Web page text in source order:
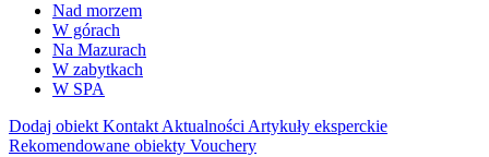
Nad morzem
W górach
Na Mazurach
W zabytkach
W SPA
Dodaj obiekt Kontakt Aktualności Artykuły eksperckie
Rekomendowane obiekty Vouchery